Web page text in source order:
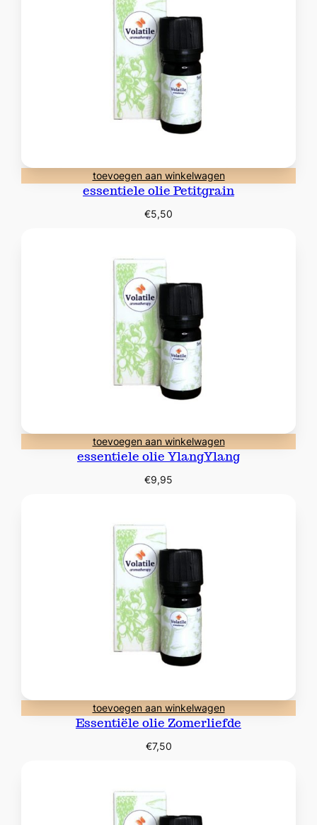
toevoegen aan winkelwagen
essentiele olie Petitgrain
€5,50
toevoegen aan winkelwagen
essentiele olie YlangYlang
€9,95
toevoegen aan winkelwagen
Essentiële olie Zomerliefde
€7,50